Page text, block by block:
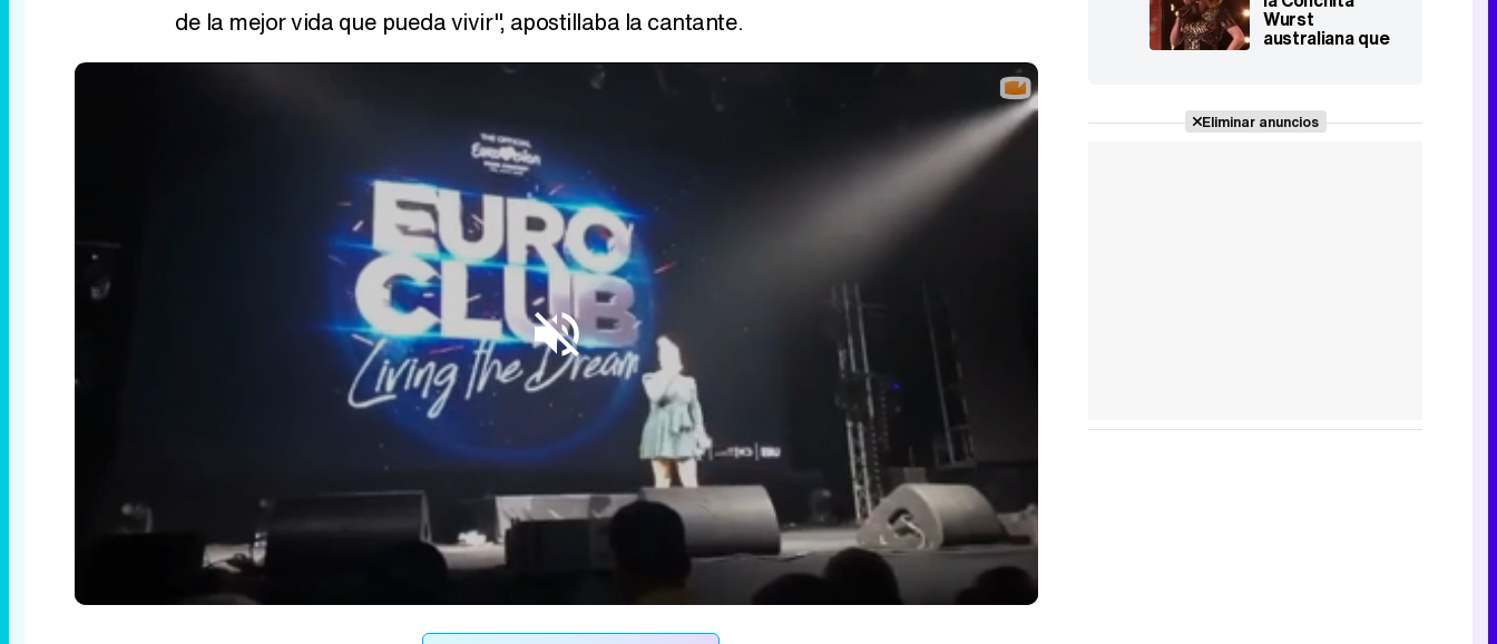
de la mejor vida que pueda vivir", apostillaba la cantante.
Unmute
Wurst
australiana que
X'
Eliminar anuncios